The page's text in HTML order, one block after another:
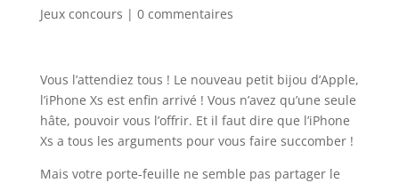
Jeux concours | 0 commentaires
Vous l’attendiez tous ! Le nouveau petit bijou d’Apple,
l’iPhone Xs est enfin arrivé ! Vous n’avez qu’une seule
hâte, pouvoir vous l’offrir. Et il faut dire que l’iPhone
Xs a tous les arguments pour vous faire succomber !
Mais votre porte-feuille ne semble pas partager le